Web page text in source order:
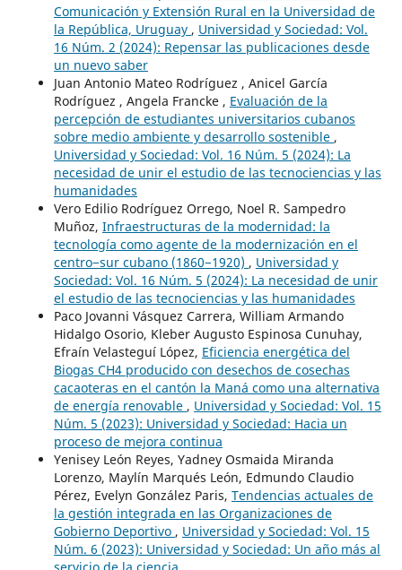
Comunicación y Extensión Rural en la Universidad de
la República, Uruguay , Universidad y Sociedad: Vol.
16 Núm. 2 (2024): Repensar las publicaciones desde
un nuevo saber
Juan Antonio Mateo Rodríguez , Anicel García
Rodríguez , Angela Francke , Evaluación de la
percepción de estudiantes universitarios cubanos
sobre medio ambiente y desarrollo sostenible ,
Universidad y Sociedad: Vol. 16 Núm. 5 (2024): La
necesidad de unir el estudio de las tecnociencias y las
humanidades
Vero Edilio Rodríguez Orrego, Noel R. Sampedro
Muñoz, Infraestructuras de la modernidad: la
tecnología como agente de la modernización en el
centro−sur cubano (1860−1920) , Universidad y
Sociedad: Vol. 16 Núm. 5 (2024): La necesidad de unir
el estudio de las tecnociencias y las humanidades
Paco Jovanni Vásquez Carrera, William Armando
Hidalgo Osorio, Kleber Augusto Espinosa Cunuhay,
Efraín Velasteguí López, Eficiencia energética del
Biogas CH4 producido con desechos de cosechas
cacaoteras en el cantón la Maná como una alternativa
de energía renovable , Universidad y Sociedad: Vol. 15
Núm. 5 (2023): Universidad y Sociedad: Hacia un
proceso de mejora continua
Yenisey León Reyes, Yadney Osmaida Miranda
Lorenzo, Maylín Marqués León, Edmundo Claudio
Pérez, Evelyn González Paris, Tendencias actuales de
la gestión integrada en las Organizaciones de
Gobierno Deportivo , Universidad y Sociedad: Vol. 15
Núm. 6 (2023): Universidad y Sociedad: Un año más al